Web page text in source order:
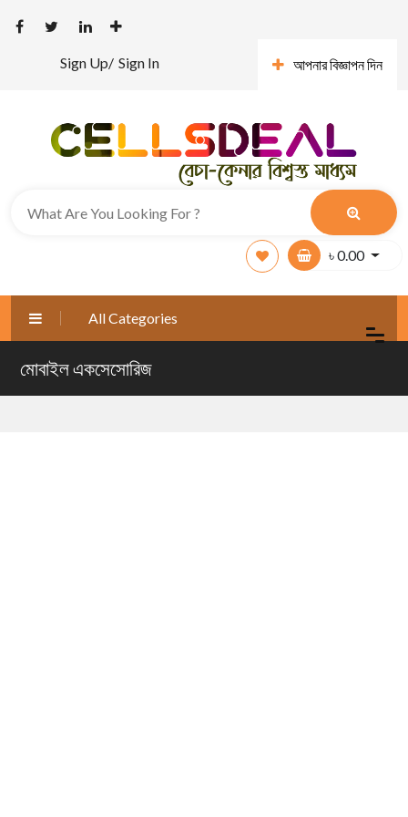
Sign Up/ Sign In আপনার বিজ্ঞাপন দিন
৳0.00
All Categories
মোবাইল একসেসোরিজ